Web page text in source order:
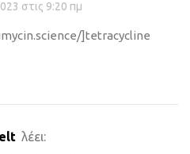
στις 9:20 πμ
]tetracycline
λέει: